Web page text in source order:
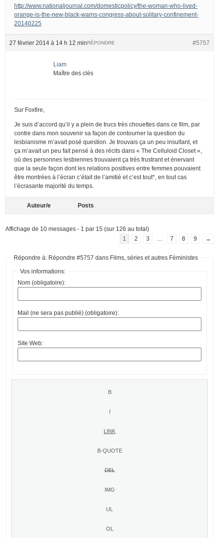
http://www.nationaljournal.com/domesticpolicy/the-woman-who-lived-
orange-is-the-new-black-warns-congress-about-solitary-confinement-
20140225
27 février 2014 à 14 h 12 min #5757
RÉPONDRE
Liam
Maître des clés
Sur Foxfire,
Je suis d’accord qu’il y a plein de trucs très chouettes dans ce film, par
contre dans mon souvenir sa façon de contourner la question du
lesbianisme m’avait posé question. Je trouvais ça un peu insultant, et
ça m’avait un peu fait pensé à des récits dans « The Celluloid Closet »,
où des personnes lesbiennes trouvaient ça très frustrant et énervant
que la seule façon dont les relations positives entre femmes pouvaient
être montrées à l’écran c’était de l’amitié et c’est tout*, en tout cas
l’écrasante majorité du temps.
Auteur/e Posts
Affichage de 10 messages - 1 par 15 (sur 126 au total)
1
2 3 7 8 9 →
Répondre à: Répondre #5757 dans Films, séries et autres Féministes
Vos informations:
Nom (obligatoire):
Mail (ne sera pas publié) (obligatoire):
Site Web: